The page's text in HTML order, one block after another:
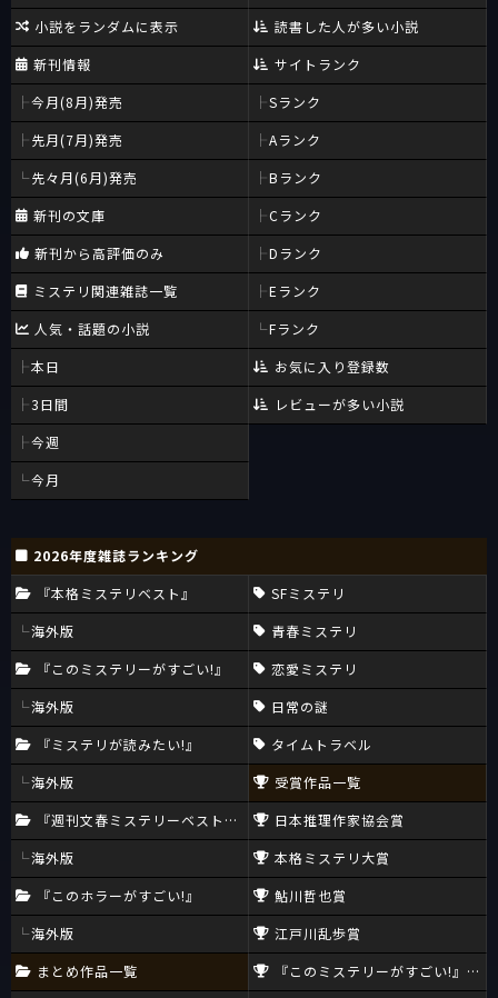
小説をランダムに表示
新刊情報
今月(8月)発売
先月(7月)発売
先々月(6月)発売
新刊の文庫
新刊から高評価のみ
ミステリ関連雑誌一覧
人気・話題の小説
本日
3日間
今週
今月
読書した人が多い小説
サイトランク
Sランク
Aランク
Bランク
Cランク
Dランク
Eランク
Fランク
お気に入り登録数
レビューが多い小説
2026年度雑誌ランキング
『本格ミステリベスト』
海外版
『このミステリーがすごい!』
海外版
『ミステリが読みたい!』
海外版
『週刊文春ミステリーベスト10』
海外版
『このホラーがすごい!』
海外版
まとめ作品一覧
SFミステリ
青春ミステリ
恋愛ミステリ
日常の謎
タイムトラベル
受賞作品一覧
日本推理作家協会賞
本格ミステリ大賞
鮎川哲也賞
江戸川乱歩賞
『このミステリーがすごい!』大賞